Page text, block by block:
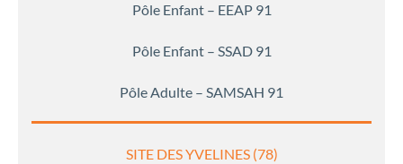
Pôle Enfant – EEAP 91
Pôle Enfant – SSAD 91
Pôle Adulte – SAMSAH 91
SITE DES YVELINES (78)